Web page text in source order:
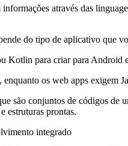
através das
do tipo de aplicativo que
Kotlin para criar para
enquanto os web apps
são conjuntos de códigos
estruturas prontas.
integrado